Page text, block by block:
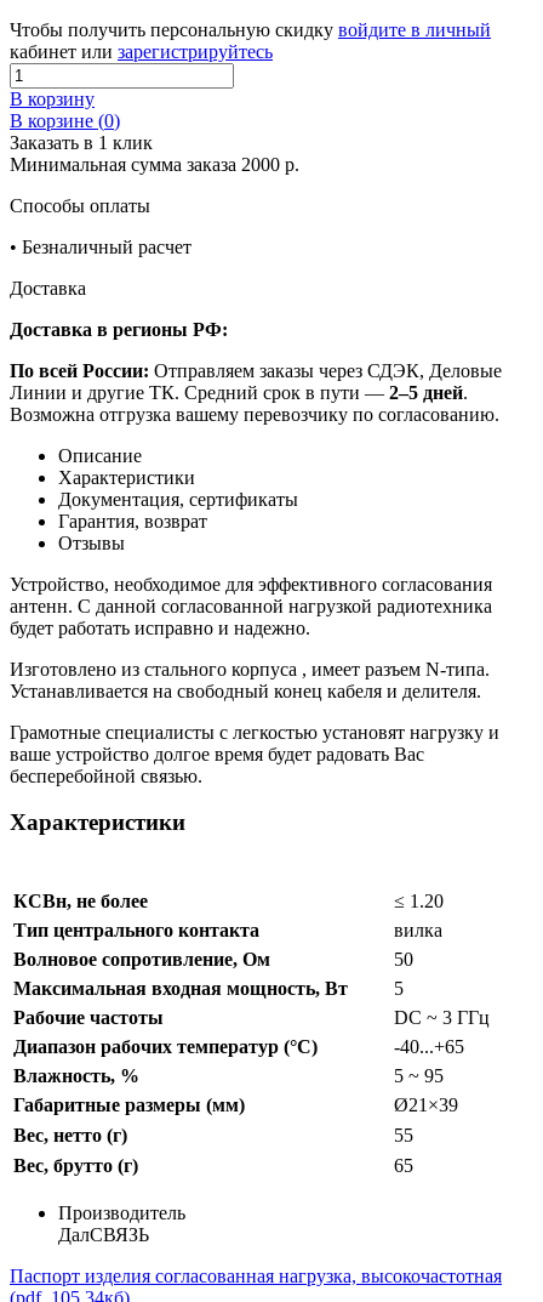
Чтобы получить персональную скидку войдите в личный
кабинет или зарегистрируйтесь
В корзину
В корзине (0)
Заказать в 1 клик
Минимальная сумма заказа 2000 р.
Способы оплаты
• Безналичный расчет
Доставка
Доставка в регионы РФ:
По всей России: Отправляем заказы через СДЭК, Деловые
Линии и другие ТК. Средний срок в пути — 2–5 дней.
Возможна отгрузка вашему перевозчику по согласованию.
Описание
Характеристики
Документация, сертификаты
Гарантия, возврат
Отзывы
Устройство, необходимое для эффективного согласования
антенн. С данной согласованной нагрузкой радиотехника
будет работать исправно и надежно.
Изготовлено из стального корпуса , имеет разъем N-типа.
Устанавливается на свободный конец кабеля и делителя.
Грамотные специалисты с легкостью установят нагрузку и
ваше устройство долгое время будет радовать Вас
бесперебойной связью.
Характеристики
КСВн, не более
≤ 1.20
Тип центрального контакта
вилка
Волновое сопротивление, Ом
50
Максимальная входная мощность, Вт
5
Рабочие частоты
DC ~ 3 ГГц
Диапазон рабочих температур (°C)
-40...+65
Влажность, %
5 ~ 95
Габаритные размеры (мм)
Ø21×39
Вес, нетто (г)
55
Вес, брутто (г)
65
Производитель
ДалСВЯЗЬ
Паспорт изделия согласованная нагрузка, высокочастотная
(pdf, 105.34кб)